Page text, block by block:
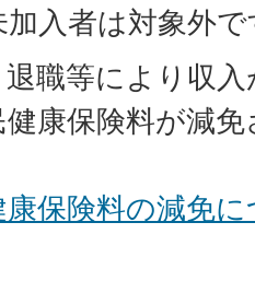
加入者は対象外
職等により収
康保険料が減
康保険料の減免